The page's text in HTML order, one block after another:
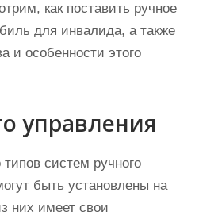
как поставить ручное
для инвалида, а также
и особенности этого
управления
систем ручного
быть установлены на
них имеет свои